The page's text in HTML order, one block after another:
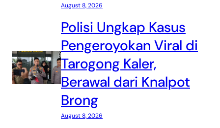
August 8, 2026
Polisi Ungkap Kasus
Pengeroyokan Viral di
Tarogong Kaler,
Berawal dari Knalpot
Brong
August 8, 2026